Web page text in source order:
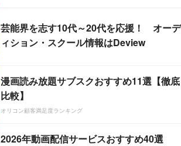
芸能界を志す10代～20代を応援！ オーデ
ィション・スクール情報はDeview
漫画読み放題サブスクおすすめ11選【徹底
比較】
オリコン顧客満足度ランキング
2026年動画配信サービスおすすめ40選